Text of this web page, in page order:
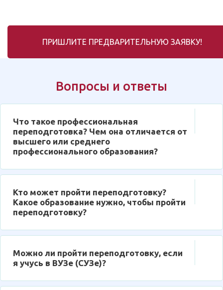
ПРИШЛИТЕ ПРЕДВАРИТЕЛЬНУЮ ЗАЯВКУ!
Вопросы и ответы
Что такое профессиональная
переподготовка? Чем она отличается от
высшего или среднего
профессионального образования?
Кто может пройти переподготовку?
Какое образование нужно, чтобы пройти
переподготовку?
Можно ли пройти переподготовку, если
я учусь в ВУЗе (СУЗе)?